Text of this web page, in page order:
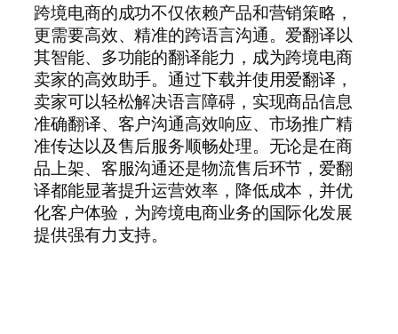
跨境电商的成功不仅依赖产品和营销策略，
更需要高效、精准的跨语言沟通。爱翻译以
其智能、多功能的翻译能力，成为跨境电商
卖家的高效助手。通过下载并使用爱翻译，
卖家可以轻松解决语言障碍，实现商品信息
准确翻译、客户沟通高效响应、市场推广精
准传达以及售后服务顺畅处理。无论是在商
品上架、客服沟通还是物流售后环节，爱翻
译都能显著提升运营效率，降低成本，并优
化客户体验，为跨境电商业务的国际化发展
提供强有力支持。